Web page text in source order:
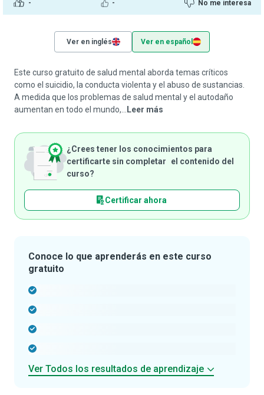
- - No me interesa
Ver en inglés Ver en español
Este curso gratuito de salud mental aborda temas críticos
como el suicidio, la conducta violenta y el abuso de sustancias.
A medida que los problemas de salud mental y el autodaño
aumentan en todo el mundo,...
Leer más
¿Crees tener los conocimientos para
certificarte sin completar el contenido del
curso?
Certificar ahora
Conoce lo que aprenderás en este curso
gratuito
Ver Todos los resultados de aprendizaje